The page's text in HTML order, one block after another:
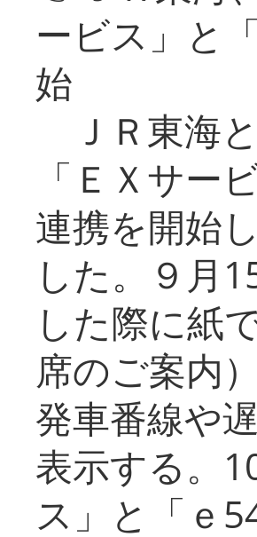
ービス」と
始
ＪＲ東海
「ＥＸサー
連携を開始
した。９月
した際に紙
席のご案内
発車番線や
表示する。
ス」と「ｅ